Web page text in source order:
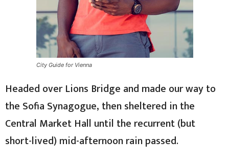
City Guide for Vienna
Headed over Lions Bridge and made our way to
the Sofia Synagogue, then sheltered in the
Central Market Hall until the recurrent (but
short-lived) mid-afternoon rain passed.